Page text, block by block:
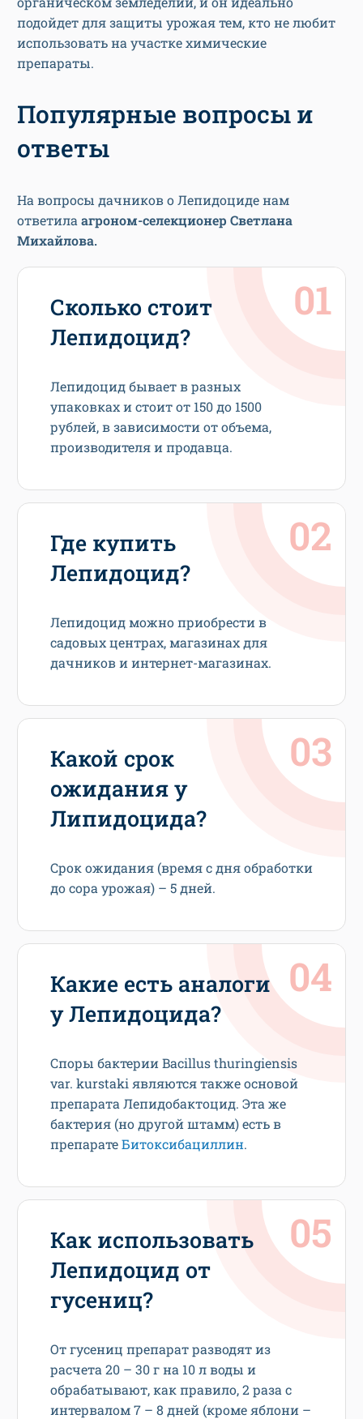
подойдет для защиты урожая тем, кто не любит
использовать на участке химические
препараты.
Популярные вопросы и
ответы
На вопросы дачников о Лепидоциде нам
ответила агроном-селекционер Светлана
Михайлова.
Сколько стоит
Лепидоцид?
Лепидоцид бывает в разных
упаковках и стоит от 150 до 1500
рублей, в зависимости от объема,
производителя и продавца.
Где купить
Лепидоцид?
Лепидоцид можно приобрести в
садовых центрах, магазинах для
дачников и интернет-магазинах.
Какой срок
ожидания у
Липидоцида?
Срок ожидания (время с дня обработки
до сора урожая) – 5 дней.
Какие есть аналоги
у Лепидоцида?
Споры бактерии Bacillus thuringiensis
var. kurstaki являются также основой
препарата Лепидобактоцид. Эта же
бактерия (но другой штамм) есть в
препаратеБитоксибациллин.
Как использовать
Лепидоцид от
гусениц?
От гусениц препарат разводят из
расчета 20 – 30 г на 10 л воды и
обрабатывают, как правило, 2 раза с
интервалом 7 – 8 дней (кроме яблони –